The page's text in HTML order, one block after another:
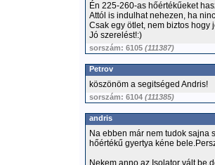
Én 225-260-as hőértékűeket
Attól is indulhat nehezen, ha
Csak egy ötlet, nem biztos hogy
Jó szerelést!:)
sorszám: 6105 (111387)
Petrov
köszönöm a segitséged Andris!
sorszám: 6104 (111385)
andris
Na ebben már nem tudok sajna
hőértékű gyertya kéne
Nekem anno az Isolator vált